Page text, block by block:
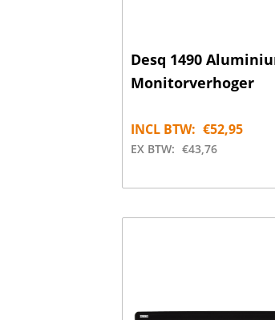
Desq 1490
Monitorverhoger
INCL BTW: €52,95
EX BTW: €43,76